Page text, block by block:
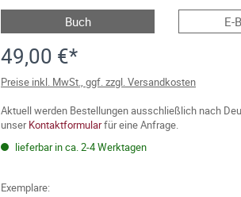
Buch E-
49,00 €*
Preise inkl. MwSt., ggf. zzgl. Versandkosten
Aktuell werden Bestellungen ausschließlich nach
unserKontaktformularfür eine Anfrage.
lieferbar in ca. 2-4 Werktagen
Exemplare: